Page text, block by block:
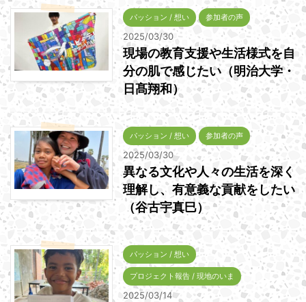
パッション / 想い 参加者の声
2025/03/30
現場の教育支援や生活様式を自
分の肌で感じたい（明治大学・
日髙翔和）
パッション / 想い 参加者の声
2025/03/30
異なる文化や人々の生活を深く
理解し、有意義な貢献をしたい
（谷古宇真巳）
パッション / 想い
プロジェクト報告 / 現地のいま
2025/03/14